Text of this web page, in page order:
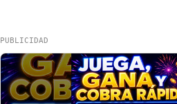
PUBLICIDAD